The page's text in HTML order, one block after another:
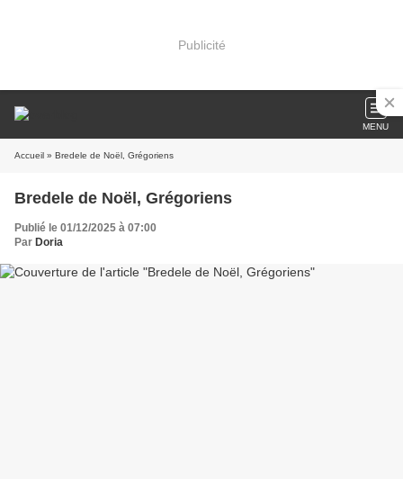
Publicité
MENU
Accueil » Bredele de Noël, Grégoriens
Bredele de Noël, Grégoriens
Publié le 01/12/2025 à 07:00
Par Doria